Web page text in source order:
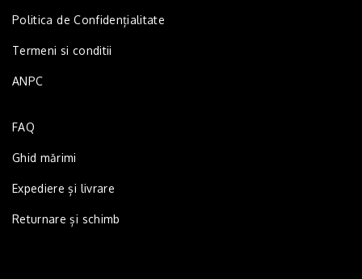
Politica de Confidențialitate
Termeni si conditii
ANPC
FAQ
Ghid mărimi
Expediere și livrare
Returnare și schimb